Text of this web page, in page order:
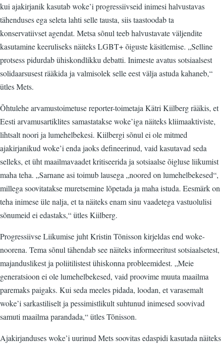
kui ajakirjanik kasutab woke’i progressiivseid inimesi halvustavas
tähenduses ega seleta lahti selle tausta, siis taastoodab ta
konservatiivset agendat. Metsa sõnul teeb halvustavate väljendite
kasutamine keeruliseks näiteks LGBT+ õiguste käsitlemise. „Selline
protsess pidurdab ühiskondlikku debatti. Inimeste avatus sotsiaalsest
solidaarsusest rääkida ja valmisolek selle eest välja astuda kahaneb,“
ütles Mets.
Õhtulehe arvamustoimetuse reporter-toimetaja Kätri Kiilberg rääkis, et
Eesti arvamusartiklites samastatakse woke’iga näiteks kliimaaktiviste,
lihtsalt noori ja lumehelbekesi. Kiilbergi sõnul ei ole mitmed
ajakirjanikud woke’i enda jaoks defineerinud, vaid kasutavad seda
selleks, et üht maailmavaadet kritiseerida ja sotsiaalse õigluse liikumist
maha teha. „Sarnane asi toimub lausega „noored on lumehelbekesed“,
millega soovitatakse muretsemine lõpetada ja maha istuda. Eesmärk on
teha inimese üle nalja, et ta näiteks enam sinu vaadetega vastuolulisi
sõnumeid ei edastaks,“ ütles Kiilberg.
Progressiivse Liikumise juht Kristin Tõnisson kirjeldas end woke-
noorena. Tema sõnul tähendab see näiteks informeeritust sotsiaalsetest,
majanduslikest ja poliitilistest ühiskonna probleemidest. „Meie
generatsioon ei ole lumehelbekesed, vaid proovime muuta maailma
paremaks paigaks. Kui seda meeles pidada, loodan, et varasemalt
woke’i sarkastiliselt ja pessimistlikult suhtunud inimesed soovivad
samuti maailma parandada,“ ütles Tõnisson.
Ajakirjanduses woke’i uurinud Mets soovitas edaspidi kasutada näiteks